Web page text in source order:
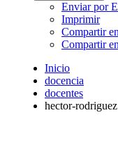
Enviar por
Imprimir
Compartir
Compartir
Inicio
docencia
docentes
hector-rodriguez